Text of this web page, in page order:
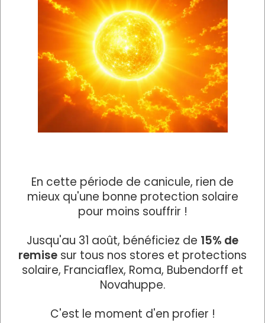
La pergola bioclimatique
De conception sur-mesure, les pergolas sont
conçues pour s’intégrer parfaitement à votre
habitation et à toutes les configurations : adossée à
votre maison ou autoportante, dans votre jardin ou
au bord de votre piscine.
En cette période de canicule, rien de
mieux qu'une bonne protection solaire
pour moins souffrir !
Jusqu'au 31 août, bénéficiez de 15% de
remise sur tous nos stores et protections
solaire, Franciaflex, Roma, Bubendorff et
Novahuppe.
C'est le moment d'en profier !